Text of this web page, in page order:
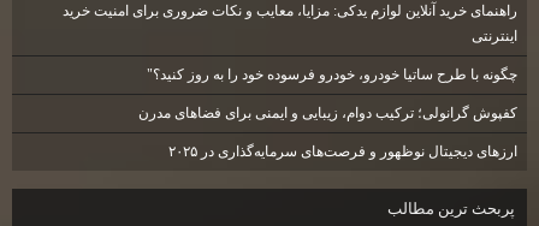
راهنمای خرید آنلاین لوازم یدکی: مزایا، معایب و نکات ضروری برای امنیت خرید
اینترنتی
چگونه با طرح ساتیا خودرو، خودرو فرسوده خود را به روز کنید؟"
کفپوش گرانولی؛ ترکیب دوام، زیبایی و ایمنی برای فضاهای مدرن
ارزهای دیجیتال نوظهور و فرصت‌های سرمایه‌گذاری در ۲۰۲۵
پربحث ترين مطالب